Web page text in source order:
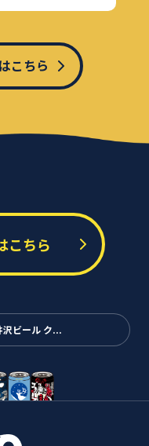
こちら
こちら
沢ビール ク...